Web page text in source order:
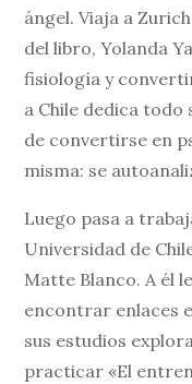
ángel. Viaja a
del libro, Yolanda
fisiología y
a Chile dedica
de convertirse en
misma: se
Luego pasa a
Universidad de
Matte Blanco. A él
encontrar enlaces
sus estudios
practicar «El